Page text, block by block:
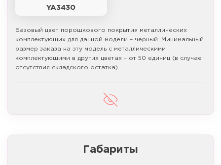
YA3430
Базовый цвет порошкового покрытия металлических
комплектующих для данной модели – черный. Минимальный
размер заказа на эту модель с металлическими
комплектующими в других цветах – от 50 единиц (в случае
отсутствия складского остатка).
Габариты